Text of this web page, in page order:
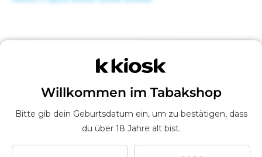
a
b
Warenkorb
Willkommen im Tabakshop
Bitte gib dein Geburtsdatum ein, um zu bestätigen, dass
du über 18 Jahre alt bist.